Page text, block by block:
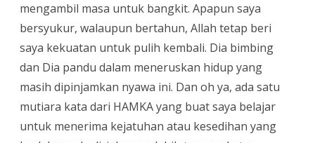
mengambil masa untuk bangkit. Apapun saya
bersyukur, walaupun bertahun, Allah tetap beri
saya kekuatan untuk pulih kembali. Dia bimbing
dan Dia pandu dalam meneruskan hidup yang
masih dipinjamkan nyawa ini. Dan oh ya, ada satu
mutiara kata dari HAMKA yang buat saya belajar
untuk menerima kejatuhan atau kesedihan yang